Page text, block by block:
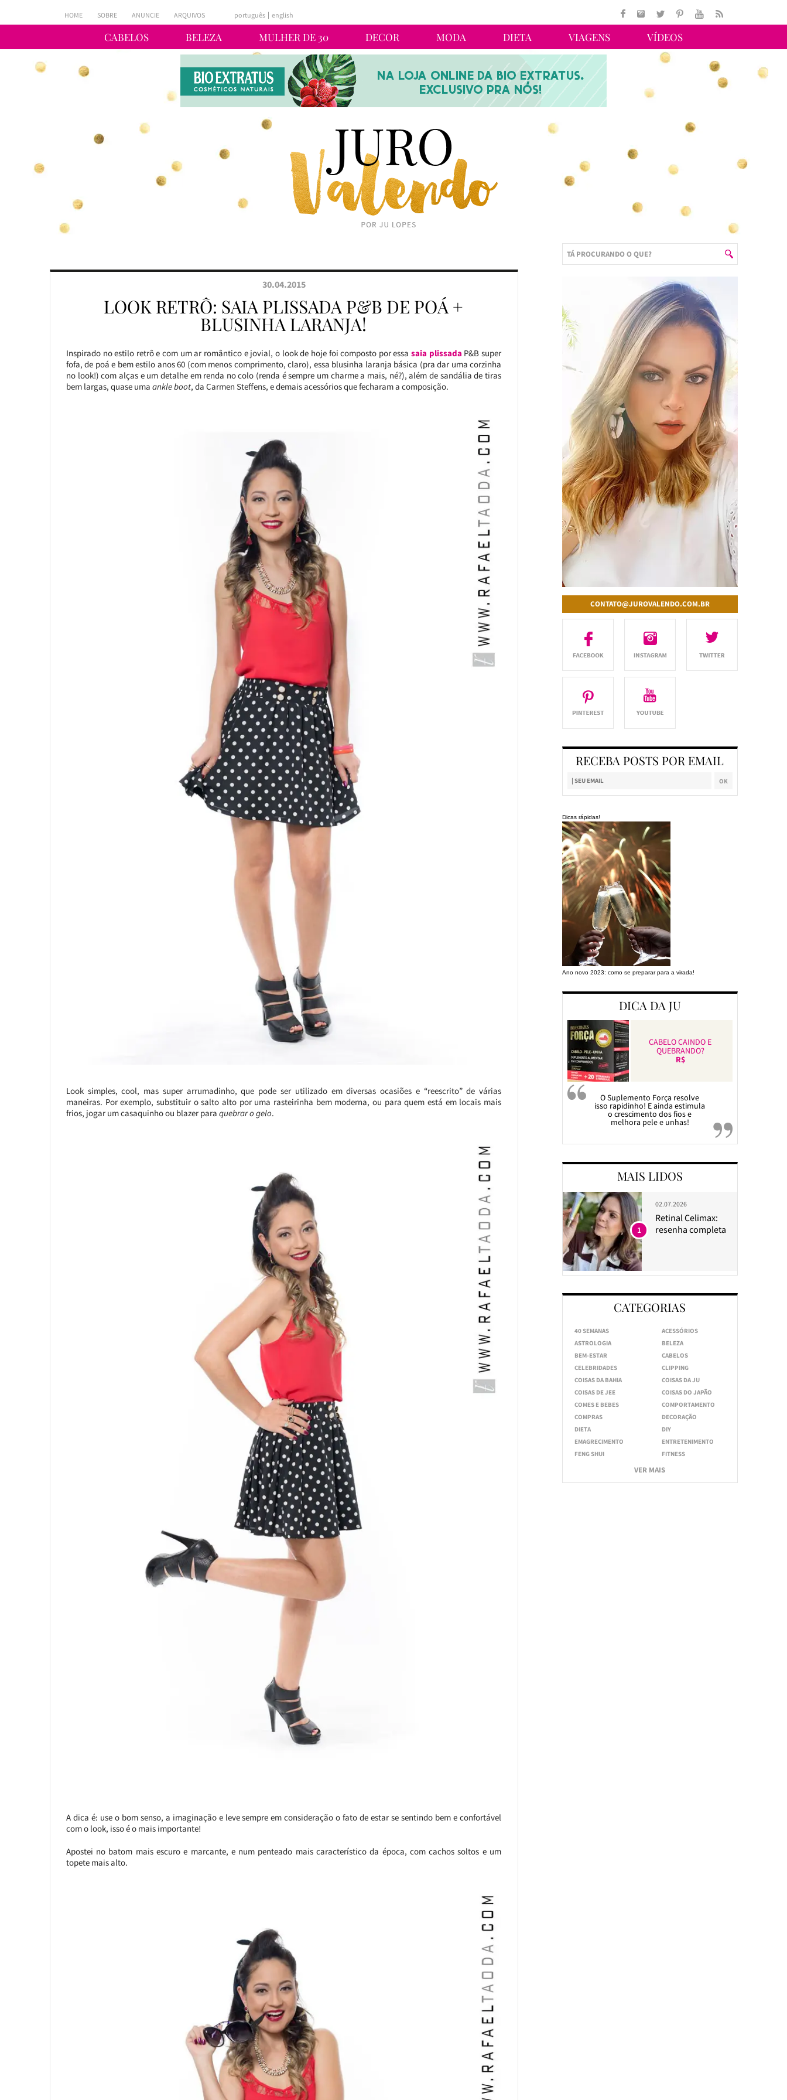
CABELOS BELEZA MULHER DE 30 DECOR MODA DIETA VIAGENS VÍDEOS
HOME SOBRE ANUNCIE ARQUIVOS português english
30.04.2015
LOOK RETRÔ: SAIA PLISSADA P&B DE POÁ +
BLUSINHA LARANJA!
Inspirado no estilo retrô e com um ar romântico e jovial, o look de hoje foi composto por essasaia plissada P&B super
fofa, de poá e bem estilo anos 60 (com menos comprimento, claro), essa blusinha laranja básica (pra dar uma corzinha
no look!) com alças e um detalhe em renda no colo (renda é sempre um charme a mais, né?), além de sandália de tiras
bem largas, quase uma ankle boot, da Carmen Steffens, e demais acessórios que fecharam a composição.
Look simples, cool, mas super arrumadinho, que pode ser utilizado em diversas ocasiões e “reescrito” de várias
maneiras. Por exemplo, substituir o salto alto por uma rasteirinha bem moderna, ou para quem está em locais mais
frios, jogar um casaquinho ou blazer para quebrar o gelo.
A dica é: use o bom senso, a imaginação e leve sempre em consideração o fato de estar se sentindo bem e confortável
com o look, isso é o mais importante!
Apostei no batom mais escuro e marcante, e num penteado mais característico da época, com cachos soltos e um
topete mais alto.
CONTATO@JUROVALENDO.COM.BR
RECEBA POSTS POR EMAIL
Dicas rápidas!
Ano novo 2023: como se preparar para a virada!
DICA DA JU
CABELO CAINDO E
QUEBRANDO?
R$
O Suplemento Força resolve
isso rapidinho! E ainda estimula
o crescimento dos fios e
melhora pele e unhas!
MAIS LIDOS
02.07.2026
Retinal Celimax:
resenha completa
1
CATEGORIAS
40 SEMANAS
ACESSÓRIOS
ASTROLOGIA
BELEZA
BEM-ESTAR
CABELOS
CELEBRIDADES
CLIPPING
COISAS DA BAHIA
COISAS DA JU
COISAS DE JEE
COISAS DO JAPÃO
COMES E BEBES
COMPORTAMENTO
COMPRAS
DECORAÇÃO
DIETA
DIY
EMAGRECIMENTO
ENTRETENIMENTO
FENG SHUI
FITNESS
VER MAIS